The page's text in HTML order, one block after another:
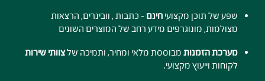
שפע של תוכן מקצועיחינם- כתבות , וובינרים, הרצאות
מצולמות, מונוגרפים מידע רחב של המוצרים השונים
מערכת הזמנות מבוססת מלאי ומחיר, ותמיכה שלצוותי שירות
לקוחות וייעוץ מקצועי.